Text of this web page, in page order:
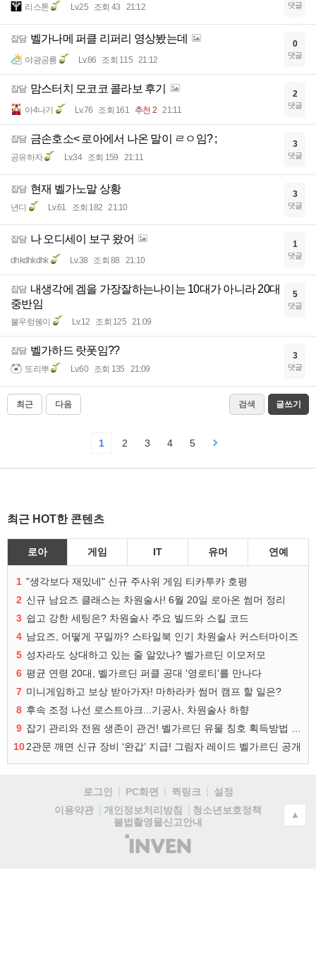
리스톤 Lv.25 조회 43 21:12 댓글
잡담 벨가나메 퍼클 리퍼리 영상봤는데
야광공룡 Lv.86 조회 115 21:12
0
댓글
잡담 맘스터치 모코코 콜라보 후기
아4나기 Lv.76 조회 161 추천 2 21:11
2
댓글
잡담 금손호소< 로아에서 나온 말이 ㄹㅇ임? ;
공유하자 Lv.34 조회 159 21:11
3
댓글
잡담 현재 벨가노말 상황
년디 Lv.61 조회 182 21:10
3
댓글
잡담 나 오디세이 보구 왔어
dhkdhkdhk Lv.38 조회 88 21:10
1
댓글
잡담 내생각에 겜을 가장잘하는나이는 10대가 아니라 20대
중반임
불우렁쉥이 Lv.12 조회 125 21:09
5
댓글
잡담 벨가하드 랏폿임??
또리뿌 Lv.60 조회 135 21:09
3
댓글
최근 다음 검색 글쓰기
1 2 3 4 5
최근 HOT한 콘텐츠
로아 게임 IT 유머 연예
1 "생각보다 재밌네" 신규 주사위 게임 티카투카 호평
2 신규 남요즈 클래스는 차원술사! 6월 20일 로아온 썸머 정리
3 쉽고 강한 세팅은? 차원술사 주요 빌드와 스킬 코드
4 남요즈, 어떻게 꾸밀까? 스타일북 인기 차원술사 커스터마이즈
5 성자라도 상대하고 있는 줄 알았나? 벨가르딘 이모저모
6 평균 연령 20대, 벨가르딘 퍼클 공대 '영로티'를 만나다
7 미니게임하고 보상 받아가자! 마하라카 썸머 캠프 할 일은?
8 후속 조정 나선 로스트아크...기공사, 차원술사 하향
9
잡기 관리와 전원 생존이 관건! 벨가르딘 유물 칭호 획득방법 정리
102관문 깨면 신규 장비 ‘완갑’ 지급! 그림자 레이드 벨가르딘 공개
로그인 PC화면 퀵링크
설정
이용약관
개인정보처리방침
청소년보호정책
불법촬영물신고안내
(주)
인
▲